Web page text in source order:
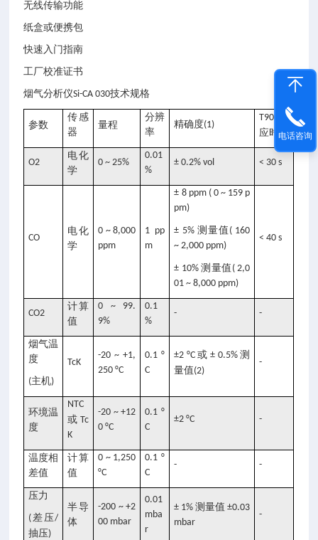
无线传输功能
纸盒或便携包
快速入门指南
工厂校准证书
烟气分析仪Si-CA 030技术规格
参数
传感
器
量程
分辨
率
精确度(1)
T90
响
应时间
O2
电化
学
0 ~ 25%
0.01
%
± 0.2% vol < 30 s
CO
电化
学
0 ~ 8,000
ppm
1 pp
m
± 8 ppm ( 0 ~ 159 p
pm)
± 5% 测量值 ( 160
~ 2,000 ppm)
± 10%测量值 ( 2,0
01 ~ 8,000 ppm)
< 40 s
CO2
计算
值
0 ~ 99.
9%
0.1
%
- -
烟气温
度
(主机)
TcK
-20 ~ +1,
250 °C
0.1 °
C
±2 °C或 ± 0.5%测
量值(2)
-
环境温
度
NTC
或 Tc
K
-20 ~ +12
0 °C
0.1 °
C
±2 °C -
温度相
差值
计算
值
0 ~ 1,250
°C
0.1 °
C
- -
压力
( 差压/
抽压)
半导
体
-200 ~ +2
00 mbar
0.01
mba
r
± 1%测量值 ±0.03
mbar
-
电话咨询